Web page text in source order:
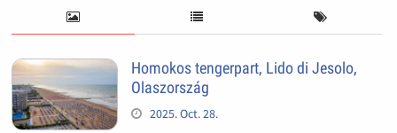
Homokos tengerpart, Lido di Jesolo,
Olaszország
2025. Oct. 28.